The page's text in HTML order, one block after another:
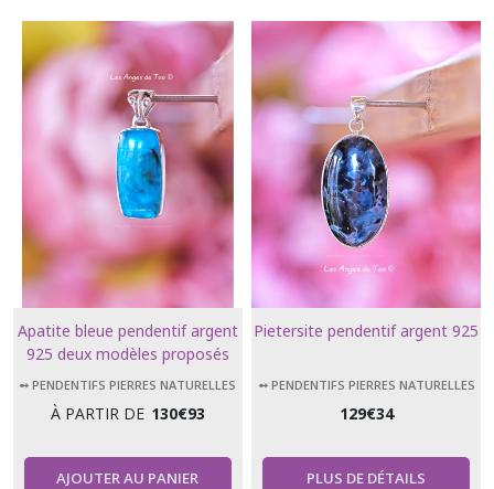
Apatite bleue pendentif argent
925 deux modèles proposés
➻ PENDENTIFS PIERRES NATURELLES
À PARTIR DE 130€93
AJOUTER AU PANIER
Pietersite pendentif argent 925
➻ PENDENTIFS PIERRES NATURELLES
129€34
PLUS DE DÉTAILS